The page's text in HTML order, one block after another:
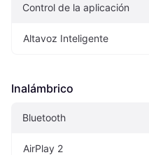
Control de la aplicación
Altavoz Inteligente
Inalámbrico
Bluetooth
AirPlay 2